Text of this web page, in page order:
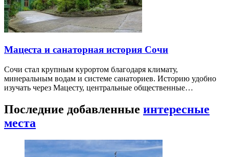
Мацеста и санаторная история Сочи
Сочи стал крупным курортом благодаря климату,
минеральным водам и системе санаториев. Историю удобно
изучать через Мацесту, центральные общественные…
Последние добавленные интересные
места